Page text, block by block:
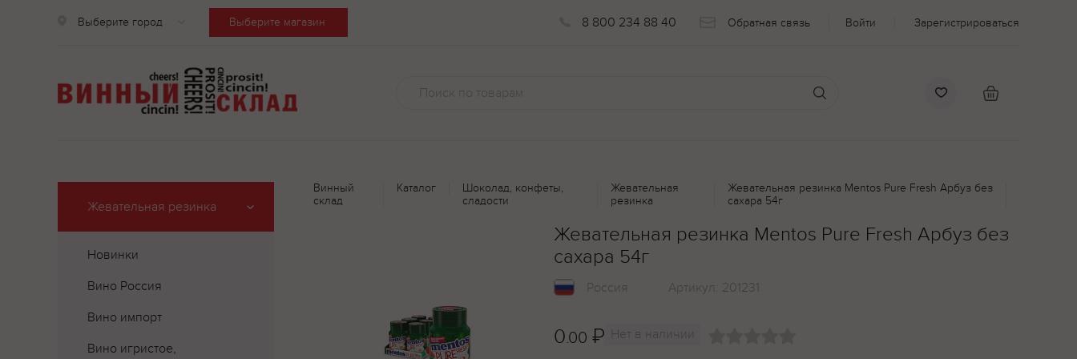
Выберите город Выберите магазин 8 800 234 88 40 Обратная связь Войти Зарегистрироваться
Жевательная резинка
Новинки
Вино Россия
Вино импорт
Вино игристое,
Винный
склад
Каталог
Шоколад, конфеты,
сладости
Жевательная
резинка
Жевательная резинка Mentos Pure Fresh Арбуз без
сахара 54г
Жевательная резинка Mentos Pure Fresh Арбуз без
сахара 54г
Россия Артикул: 201231
0.00 ₽ Нет в наличии